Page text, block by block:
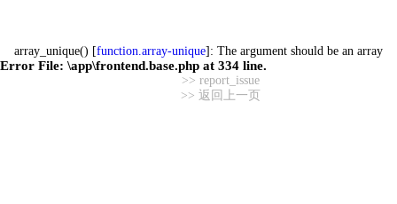
array_unique() [function.array-unique]: The argument should be an array
Error File: \app\frontend.base.php at 334 line.
>> report_issue
>> 返回上一页